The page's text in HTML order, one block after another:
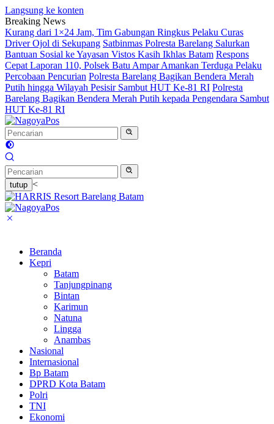
Langsung ke konten
Breaking News
Kurang dari 1×24 Jam, Tim Gabungan Ringkus Pelaku Curas
Driver Ojol di Sekupang Satbinmas Polresta Barelang Salurkan
Bantuan Sosial ke Yayasan Vistos Kasih Ikhlas Batam Respons
Cepat Laporan 110, Polsek Batu Ampar Amankan Terduga Pelaku
Percobaan Pencurian Polresta Barelang Bagikan Bendera Merah
Putih hingga Wilayah Pesisir Sambut HUT Ke-81 RI Polresta
Barelang Bagikan Bendera Merah Putih kepada Pengendara Sambut
HUT Ke-81 RI
tutup <
Beranda
Kepri
Batam
Tanjungpinang
Bintan
Karimun
Natuna
Lingga
Anambas
Nasional
Internasional
Bp Batam
DPRD Kota Batam
Polri
TNI
Ekonomi